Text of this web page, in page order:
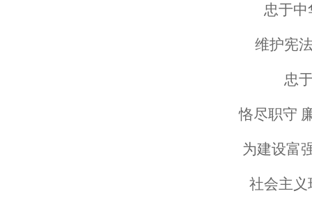
忠于
维护宪
忠
恪尽职守
为建设富
社会主义